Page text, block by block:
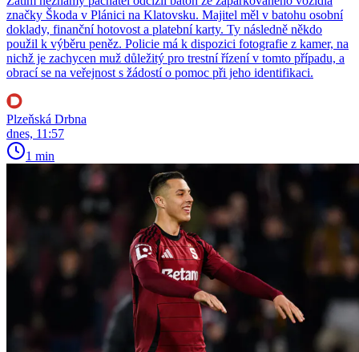
značky Škoda v Plánici na Klatovsku. Majitel měl v batohu osobní
doklady, finanční hotovost a platební karty. Ty následně někdo
použil k výběru peněz. Policie má k dispozici fotografie z kamer, na
nichž je zachycen muž důležitý pro trestní řízení v tomto případu, a
obrací se na veřejnost s žádostí o pomoc při jeho identifikaci.
Plzeňská Drbna
dnes, 11:57
1 min